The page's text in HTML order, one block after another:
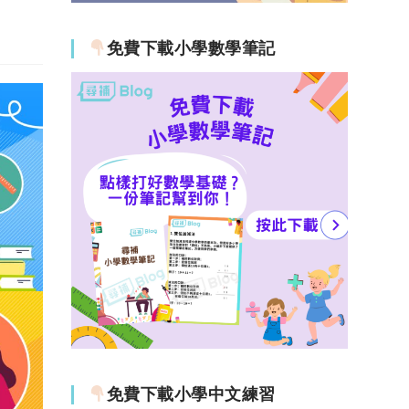
免費下載小學數學筆記
免費下載小學中文練習